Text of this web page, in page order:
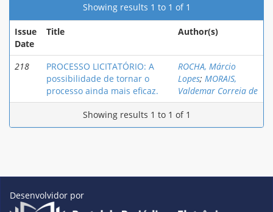
Showing results 1 to 1 of 1
Issue
Date
Title Author(s)
218
PROCESSO LICITATÓRIO: A
possibilidade de tornar o
processo ainda mais eficaz.
ROCHA, Márcio
Lopes; MORAIS,
Valdemar Correia de
Showing results 1 to 1 of 1
Desenvolvidor por